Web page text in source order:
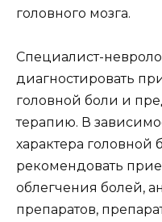
головного мозга.
Специалист-
диагностировать
головной боли и
терапию. В
характера головной
рекомендовать
облегчения болей,
препаратов,